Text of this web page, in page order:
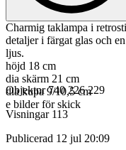
Charmig taklampa i
detaljer i färgat glas och
ljus.
höjd 18 cm
dia skärm 21 cm
dia kupa 9/10,5 cm
e bilder för skick
Objektnr 740 226 229
Visningar 113
Publicerad 12 jul 20:09